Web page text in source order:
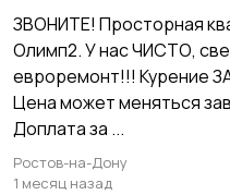
ЗВОНИТЕ! Просторная
Олимп2. У нас ЧИСТО,
евроремонт!!! Курение
Цена может меняться
Доплата за ...
Ростов-на-Дону
1 месяц назад